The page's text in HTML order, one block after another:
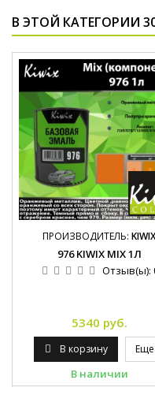
В ЭТОЙ КАТЕГОРИИ
ПРОИЗВОДИТЕЛЬ: KIWIX
976 KIWIX MIX 1Л
Отзыв(ы):
5340 руб.
В корзину Еще
В наличии